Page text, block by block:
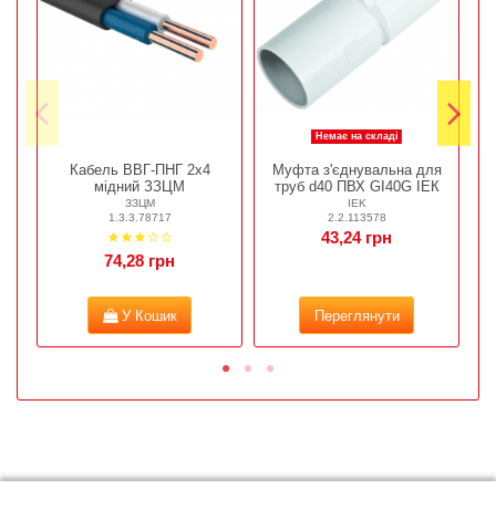
Кабель ВВГ-ПНГ 2х4
мідний ЗЗЦМ
ЗЗЦМ
1.3.3.78717
74,28 грн
У Кошик
Немає на складі
Муфта з'єднувальна для
труб d40 ПВХ GI40G ІЕК
IEK
2.2.113578
43,24 грн
Переглянути